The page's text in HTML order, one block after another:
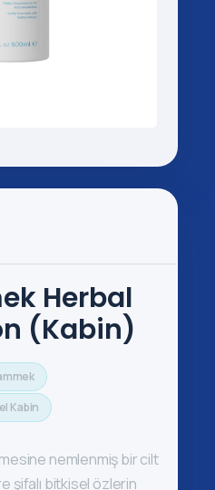
Herbal
(Kabin)
Kabin
nemlenmiş bir cilt
şifalı bitkisel özlerin